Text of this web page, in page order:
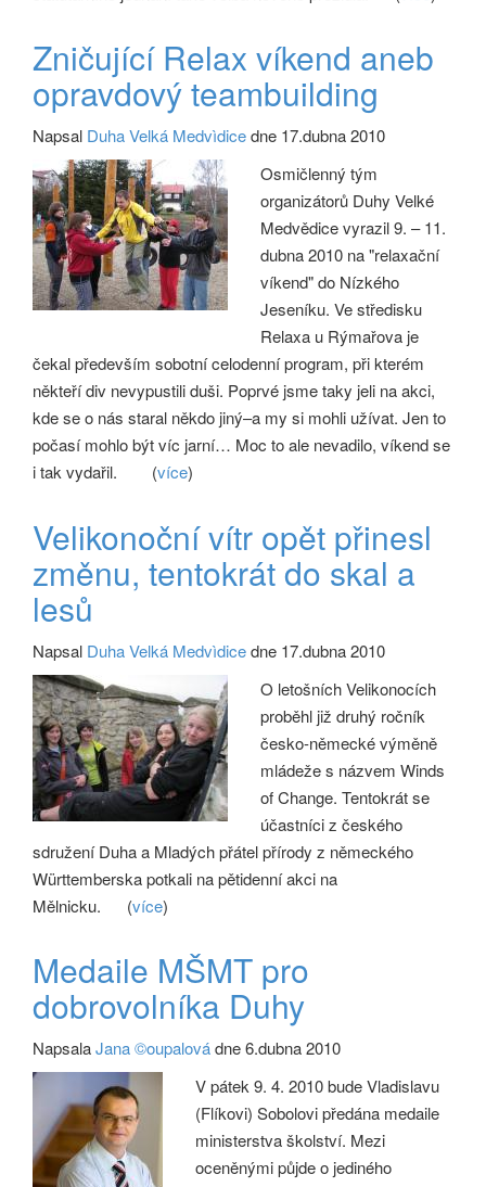
Zničující Relax víkend aneb
opravdový teambuilding
Napsal Duha Velká Medvìdicedne 17.dubna 2010
Osmičlenný tým
organizátorů Duhy Velké
Medvědice vyrazil 9. – 11.
dubna 2010 na "relaxační
víkend" do Nízkého
Jeseníku. Ve středisku
Relaxa u Rýmařova je
čekal především sobotní celodenní program, při kterém
někteří div nevypustili duši. Poprvé jsme taky jeli na akci,
kde se o nás staral někdo jiný–a my si mohli užívat. Jen to
počasí mohlo být víc jarní… Moc to ale nevadilo, víkend se
i tak vydařil.
(více)
Velikonoční vítr opět přinesl
změnu, tentokrát do skal a
lesů
Napsal Duha Velká Medvìdicedne 17.dubna 2010
O letošních Velikonocích
proběhl již druhý ročník
česko-německé výměně
mládeže s názvem Winds
of Change. Tentokrát se
účastníci z českého
sdružení Duha a Mladých přátel přírody z německého
Württemberska potkali na pětidenní akci na
Mělnicku.
(více)
Medaile MŠMT pro
dobrovolníka Duhy
NapsalaJana ©oupalovádne 6.dubna 2010
V pátek 9. 4. 2010 bude Vladislavu
(Flíkovi) Sobolovi předána medaile
ministerstva školství. Mezi
oceněnými půjde o jediného